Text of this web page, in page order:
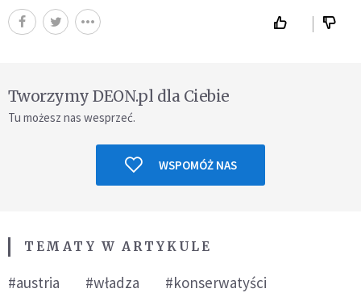
Tworzymy DEON.pl dla Ciebie
Tu możesz nas wesprzeć.
WSPOMÓŻ NAS
TEMATY W ARTYKULE
#austria #władza
#konserwatyści